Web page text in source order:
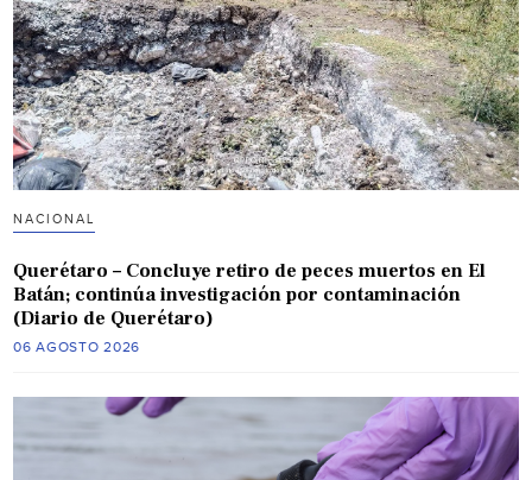
NACIONAL
Querétaro – Concluye retiro de peces muertos en El
Batán; continúa investigación por contaminación
(Diario de Querétaro)
06 AGOSTO 2026